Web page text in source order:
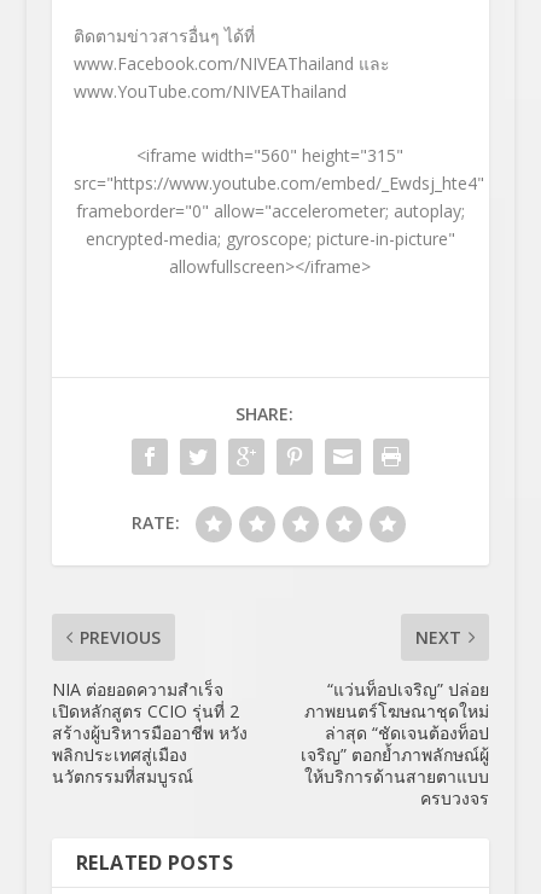
ติดตามข่าวสารอื่นๆ ได้ที่
www.Facebook.com/NIVEAThailand และ
www.YouTube.com/NIVEAThailand
<iframe width="560" height="315"
src="https://www.youtube.com/embed/_Ewdsj_hte4"
frameborder="0" allow="accelerometer; autoplay;
encrypted-media; gyroscope; picture-in-picture"
allowfullscreen></iframe>
SHARE:
RATE:
PREVIOUS
NIA ต่อยอดความสำเร็จ
เปิดหลักสูตร CCIO รุ่นที่ 2
สร้างผู้บริหารมืออาชีพ หวัง
พลิกประเทศสู่เมือง
นวัตกรรมที่สมบูรณ์
NEXT
“แว่นท็อปเจริญ” ปล่อย
ภาพยนตร์โฆษณาชุดใหม่
ล่าสุด “ชัดเจนต้องท็อป
เจริญ” ตอกย้ำภาพลักษณ์ผู้
ให้บริการด้านสายตาแบบ
ครบวงจร
RELATED POSTS